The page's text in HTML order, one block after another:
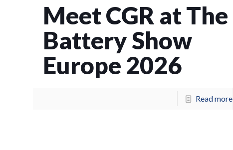
Meet CGR at The
Battery Show
Europe 2026
Read more